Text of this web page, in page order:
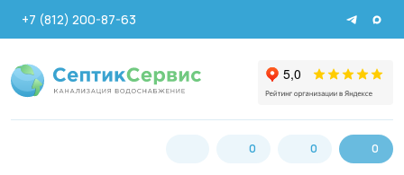
+7 (812) 200-87-63
0 0 0